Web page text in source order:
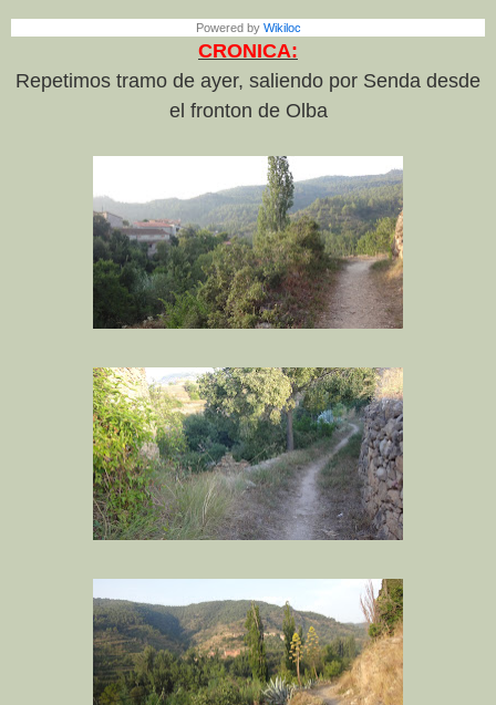
Powered by Wikiloc
CRONICA:
Repetimos tramo de ayer, saliendo por Senda desde
el fronton de Olba